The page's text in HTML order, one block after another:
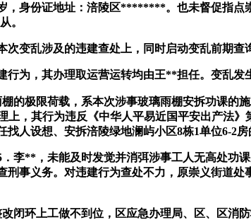
，身份证地址：涪陵区********。也未督促指
。
乱涉及的违建查处上，同时启动变乱前期查
，其办理取运营运转均由王**担任。变乱发
限荷载，系本次涉事玻璃雨棚安拆功课的施
上，其行为违反《中华人平易近国平安出产法
人设想、安拆涪陵绿地澜屿小区8栋1单位6-2房
**，未能及时发觉并消弭涉事工人无高处功
事义务。对违建行为查处不力，原崇义街道
环上工做不到位，区应急办理局、区、区消